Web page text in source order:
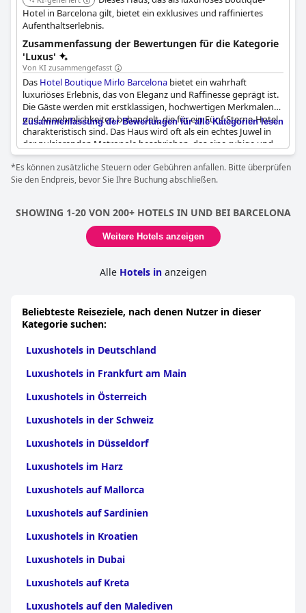
Hotel in Barcelona gilt, bietet ein exklusives und raffiniertes
Aufenthaltserlebnis.
Zusammenfassung der Bewertungen für die Kategorie
'Luxus'
Von KI zusammengefasst
Das Hotel Boutique Mirlo Barcelona bietet ein wahrhaft
luxuriöses Erlebnis, das von Eleganz und Raffinesse geprägt ist.
Die Gäste werden mit erstklassigen, hochwertigen Merkmalen
und Annehmlichkeiten behandelt, die für ein Fünf-Sterne-Hotel
charakteristisch sind. Das Haus wird oft als ein echtes Juwel in
der pulsierenden Metropole beschrieben, das eine ruhige und
erstklassige Umgebung bietet, die sich wie ein literarischer
Luxus anfühlt.
Paare, die einen romantischen Ausflug in einer luxuriösen
Umgebung suchen. Trotz seiner geringen Größe bewahrt das
Hotel eine intime Atmosphäre, ohne sich jemals überfüllt
haben. Das wunderschön gepflegte Gebäude verstärkt die
allgemeine Anziehungskraft und festigt seinen Ruf als
hervorragende Preis-Leistungs-Verhältnis hervor und stellen
erschwinglichen Preis bietet.
DasHotel Boutique Mirlo Barcelona
dem Lärm der Stadt entfliehen und gleichzeitig einen
hochwertigen, luxuriösen Urlaub genießen möchten.
Zusammenfassung der Bewertungen für alle Kategorien lesen
*Es können zusätzliche Steuern oder Gebühren anfallen. Bitte überprüfen
Sie den Endpreis, bevor Sie Ihre Buchung abschließen.
SHOWING 1-20 VON 200+ HOTELS IN UND BEI BARCELONA
Weitere Hotels anzeigen
Alle Hotels in anzeigen
Beliebteste Reiseziele, nach denen Nutzer in dieser
Kategorie suchen:
Luxushotels in Deutschland
Luxushotels in Frankfurt am Main
Luxushotels in Österreich
Luxushotels in der Schweiz
Luxushotels in Düsseldorf
Luxushotels im Harz
Luxushotels auf Mallorca
Luxushotels auf Sardinien
Luxushotels in Kroatien
Luxushotels in Dubai
Luxushotels auf Kreta
Luxushotels auf den Malediven